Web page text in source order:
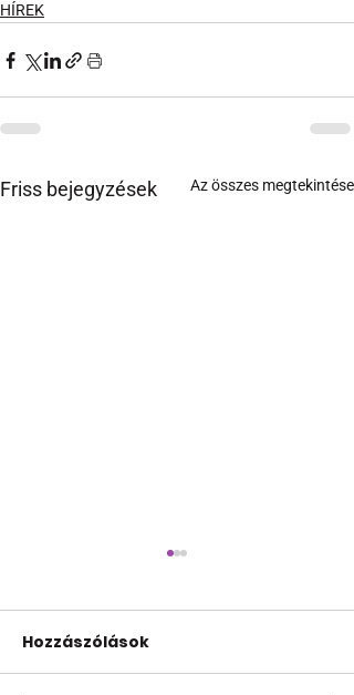
HÍREK
Friss bejegyzések Az összes megtekintése
Hozzászólások